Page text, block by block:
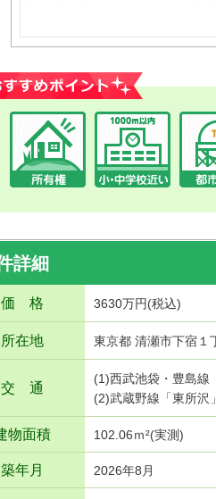
めポイント
詳細
価 格 3630万円(税込)
所在地 東京都 清瀬市下宿１
交 通
(1)西武池袋・豊島線
(2)武蔵野線「東所沢
物面積 102.06ｍ²(実測)
築年月 2026年8月